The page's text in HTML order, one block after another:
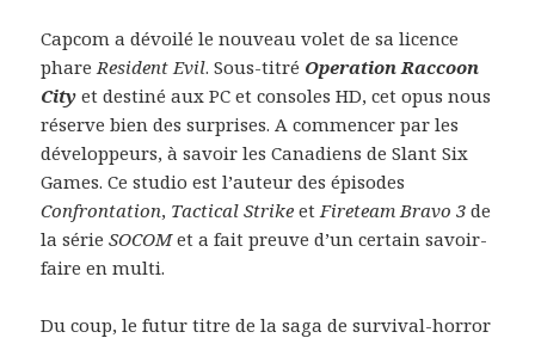
Capcom a dévoilé le nouveau volet de sa licence
phare Resident Evil. Sous-titré Operation Raccoon
City et destiné aux PC et consoles HD, cet opus nous
réserve bien des surprises. A commencer par les
développeurs, à savoir les Canadiens de Slant Six
Games. Ce studio est l’auteur des épisodes
Confrontation, Tactical Strike et Fireteam Bravo 3 de
la sérieSOCOMet a fait preuve d’un certain savoir-
faire en multi.
Du coup, le futur titre de la saga de survival-horror